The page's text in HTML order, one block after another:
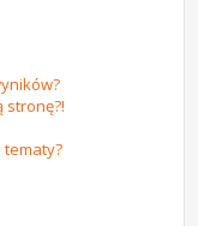
stronę?!
tematy?